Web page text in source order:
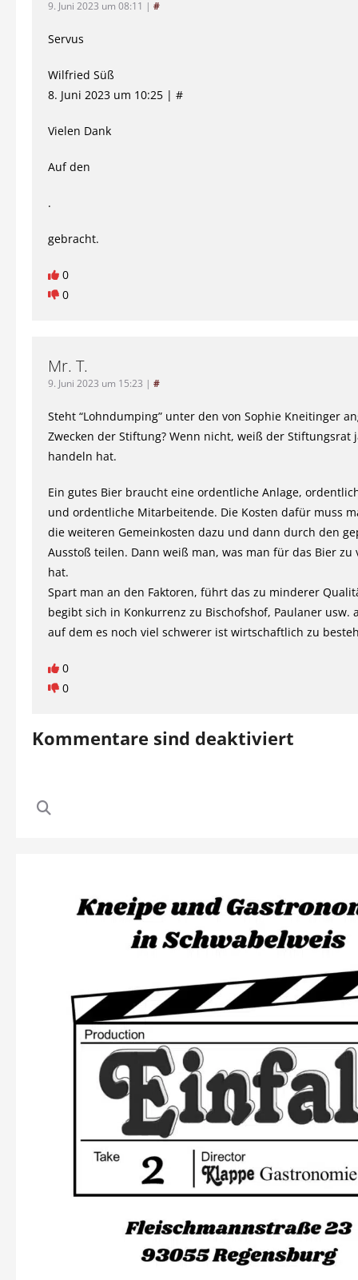
9. Juni 2023 um 08:11 | #
Servus
Wilfried Süß
8. Juni 2023 um 10:25 | #
Vielen Dank
Auf den
.
gebracht.
0
0
Mr. T.
9. Juni 2023 um 15:23 | #
Steht “Lohndumping” unter den von Sophie Kneitinger
Zwecken der Stiftung? Wenn nicht, weiß der Stiftungsrat
handeln hat.
Ein gutes Bier braucht eine ordentliche Anlage,
und ordentliche Mitarbeitende. Die Kosten dafür muss
die weiteren Gemeinkosten dazu und dann durch den
Ausstoß teilen. Dann weiß man, was man für das Bier zu
hat.
Spart man an den Faktoren, führt das zu minderer
begibt sich in Konkurrenz zu Bischofshof, Paulaner usw.
auf dem es noch viel schwerer ist wirtschaftlich zu
0
0
Kommentare sind deaktiviert